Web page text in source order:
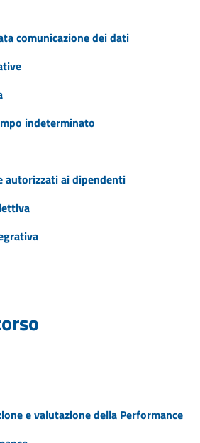
comunicazione dei dati
indeterminato
autorizzati ai dipendenti
e valutazione della Performance